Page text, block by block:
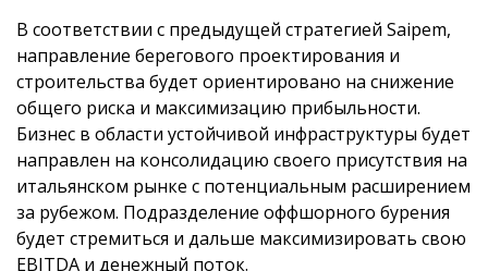
В соответствии с предыдущей стратегией Saipem,
направление берегового проектирования и
строительства будет ориентировано на снижение
общего риска и максимизацию прибыльности.
Бизнес в области устойчивой инфраструктуры будет
направлен на консолидацию своего присутствия на
итальянском рынке с потенциальным расширением
за рубежом. Подразделение оффшорного бурения
будет стремиться и дальше максимизировать свою
EBITDA и денежный поток.